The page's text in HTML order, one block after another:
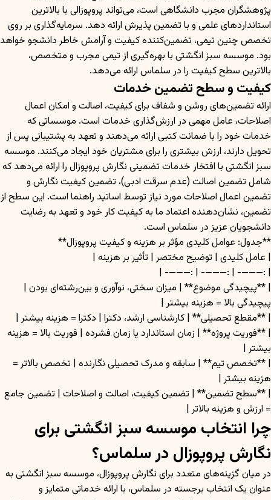
پژوهشگران مجرب دانشگاهی است، می‌تواند پروپوزالی با بالاترین
استانداردهای علمی و با تضمین پذیرش ارائه دهد. سرمایه‌گذاری بر روی
تخصص چنین تیمی، تضمین‌کننده کیفیت و آرامش خاطر دانشجو خواهد
بود. موسسه سبز انگشتی با بهره‌گیری از تیمی مجرب و متخصص،
بالاترین سطح کیفیت را در سلماس ارائه می‌دهد.
کیفیت و سطح تضمین خدمات
ارائه تضمین‌های روشن و شفاف برای کیفیت، اصالت و امکان اعمال
اصلاحات، عامل مهمی در ارزش‌گذاری خدمات است. موسساتی که
خدمات خود را با ضمانت کتبی ارائه می‌دهند و تعهد به پشتیبانی پس از
تحویل دارند، ارزش بیشتری را برای مشتریان خود ایجاد می‌کنند. موسسه
سبز انگشتی با افتخار خدمات تضمینی نگارش پروپوزال را ارائه می‌دهد که
شامل تضمین اصالت (عدم سرقت ادبی)، تضمین کیفیت نگارش و
تضمین اعمال اصلاحات مورد نیاز توسط اساتید راهنما است. این سطح از
تضمین، نشان‌دهنده اعتماد ما به کیفیت کار خود و تعهد به رضایت
دانشجویان عزیز در سلماس است.
**جدول: عوامل کلیدی مؤثر بر هزینه و کیفیت پروپوزال**
| عامل کلیدی | توضیح مختصر | تأثیر بر هزینه |
| :———- | :———- | :———- |
| **پیچیدگی موضوع** | میزان سختی، نوآوری و بین‌رشته‌ای بودن |
پیچیدگی بالا = هزینه بیشتر |
| **مقطع تحصیلی** | کارشناسی ارشد، دکترا | دکترا = هزینه بیشتر |
| **فوریت پروژه** | زمان استاندارد یا زمان فشرده | فوریت بالا = هزینه
بیشتر |
| **تخصص تیم** | سابقه و مدرک تحصیلی نگارنده | تخصص بالاتر =
هزینه بیشتر |
| **سطح تضمین** | تضمین کیفیت، اصالت و اصلاحات | تضمین جامع
= ارزش و هزینه بالاتر |
چرا انتخاب موسسه سبز انگشتی برای
نگارش پروپوزال در سلماس؟
در میان گزینه‌های متعدد برای نگارش پروپوزال، موسسه سبز انگشتی به
عنوان یک انتخاب برجسته در سلماس، با ارائه خدماتی متمایز و